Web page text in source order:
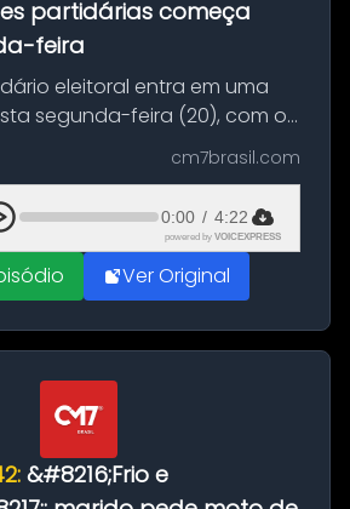
partidárias começa
feira
eleitoral entra em uma
segunda-feira (20), com o
destinado às convenções
5 de agosto, partidos e
oficializa...
cm7brasil.com
0:00 / 4:22
powered by VOICEXPRESS
Ver Original
&#8216;Frio e